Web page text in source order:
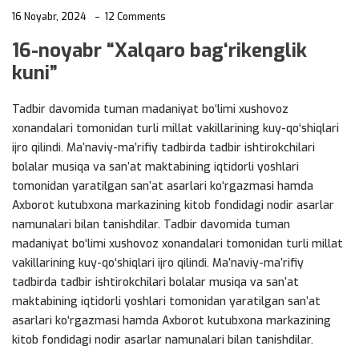
16 Noyabr, 2024 12 Comments
16-noyabr “Xalqaro bag‘rikenglik
kuni”
Tadbir davomida tuman madaniyat bo‘limi xushovoz
xonandalari tomonidan turli millat vakillarining kuy-qo‘shiqlari
ijro qilindi. Ma’naviy-ma’rifiy tadbirda tadbir ishtirokchilari
bolalar musiqa va san’at maktabining iqtidorli yoshlari
tomonidan yaratilgan san’at asarlari ko‘rgazmasi hamda
Axborot kutubxona markazining kitob fondidagi nodir asarlar
namunalari bilan tanishdilar. Tadbir davomida tuman
madaniyat bo‘limi xushovoz xonandalari tomonidan turli millat
vakillarining kuy-qo‘shiqlari ijro qilindi. Ma’naviy-ma’rifiy
tadbirda tadbir ishtirokchilari bolalar musiqa va san’at
maktabining iqtidorli yoshlari tomonidan yaratilgan san’at
asarlari ko‘rgazmasi hamda Axborot kutubxona markazining
kitob fondidagi nodir asarlar namunalari bilan tanishdilar.